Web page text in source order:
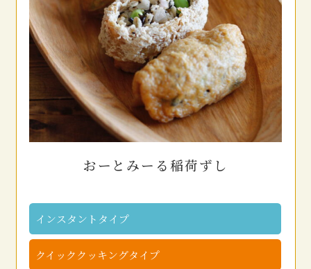
おーとみーる稲荷ずし
インスタントタイプ
クイッククッキングタイプ